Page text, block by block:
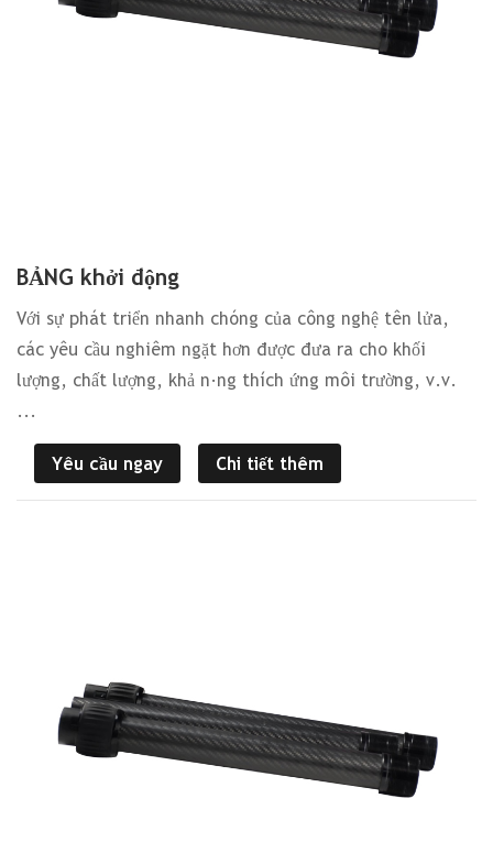
BẢNG khởi động
Với sự phát triển nhanh chóng của công nghệ tên lửa,
các yêu cầu nghiêm ngặt hơn được đưa ra cho khối
lượng, chất lượng, khả năng thích ứng môi trường, v.v.
...
Yêu cầu ngay Chi tiết thêm